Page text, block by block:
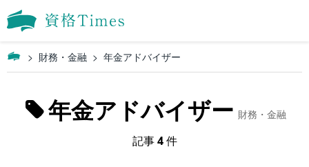
財務・金融 年金アドバイザー
年金アドバイザー 財務・金融
記事 4 件